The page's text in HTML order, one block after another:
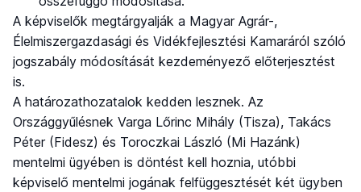
A képviselők megtárgyalják a Magyar Agrár-,
Élelmiszergazdasági és Vidékfejlesztési Kamaráról szóló
jogszabály módosítását kezdeményező előterjesztést
is.
A határozathozatalok kedden lesznek. Az
Országgyűlésnek Varga Lőrinc Mihály (Tisza), Takács
Péter (Fidesz) és Toroczkai László (Mi Hazánk)
mentelmi ügyében is döntést kell hoznia, utóbbi
képviselő mentelmi jogának felfüggesztését két ügyben